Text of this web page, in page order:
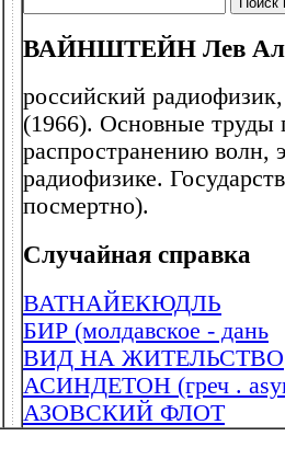
ВАЙНШТЕЙН Лев
российский
(1966). Основные труды
распространению волн,
радиофизике.
посмертно).
Случайная справка
ВАТНАЙЕКЮДЛЬ
БИР (молдавское - дань
ВИД НА ЖИТЕЛЬСТВО
АСИНДЕТОН (греч .
АЗОВСКИЙ ФЛОТ